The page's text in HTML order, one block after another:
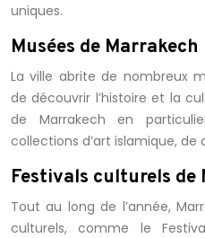
uniques.
Musées de Marrakech
La ville abrite de nombreux
de découvrir l’histoire et la
de Marrakech en
collections d’art islamique,
Festivals culturels de
Tout au long de l’année,
culturels, comme le